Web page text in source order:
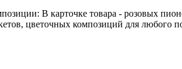
В карточке товара - розовых
цветочных композиций для любого